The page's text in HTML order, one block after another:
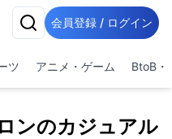
会員登録 / ログイン
ツ アニメ・ゲーム BtoB・
ンのカジュアル